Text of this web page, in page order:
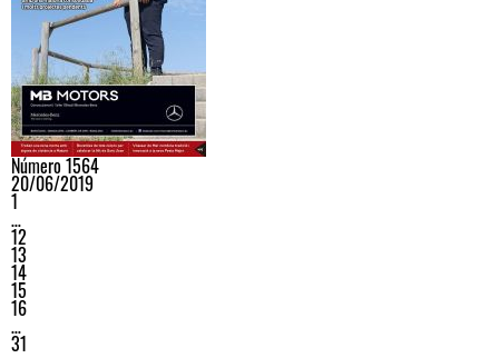
Número 1564
20/06/2019
1
…
12
13
14
15
16
…
31